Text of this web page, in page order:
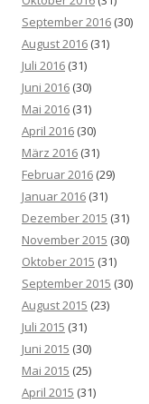
September 2016 (30)
August 2016 (31)
Juli 2016 (31)
Juni 2016 (30)
Mai 2016 (31)
April 2016 (30)
März 2016 (31)
Februar 2016 (29)
Januar 2016 (31)
Dezember 2015 (31)
November 2015 (30)
Oktober 2015 (31)
September 2015 (30)
August 2015 (23)
Juli 2015 (31)
Juni 2015 (30)
Mai 2015 (25)
April 2015 (31)